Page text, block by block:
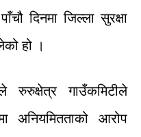
पाँचौ दिनमा जिल्ला सुरक्षा
हो ।
रुरुक्षेत्र
गाउँकमिटीले
अनियमितताको
आरोप